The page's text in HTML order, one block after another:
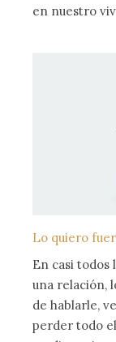
en nuestro
Lo quiero
En casi todos
una relación,
de hablarle,
perder todo